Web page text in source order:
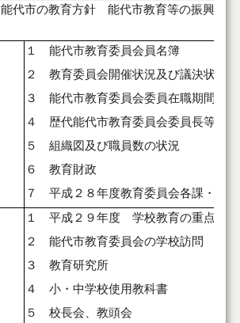
能代市の教育方針 能代市教育等の振興に
１ 能代市教育委員会員名簿
２ 教育委員会開催状況及び議決状況
３ 能代市教育委員会委員在職期間
４ 歴代能代市教育委員会委員長等
５ 組織図及び職員数の状況
６ 教育財政
７ 平成２８年度教育委員会各課・館
１ 平成２９年度 学校教育の重点
２ 能代市教育委員会の学校訪問
３ 教育研究所
４ 小・中学校使用教科書
５ 校長会、教頭会